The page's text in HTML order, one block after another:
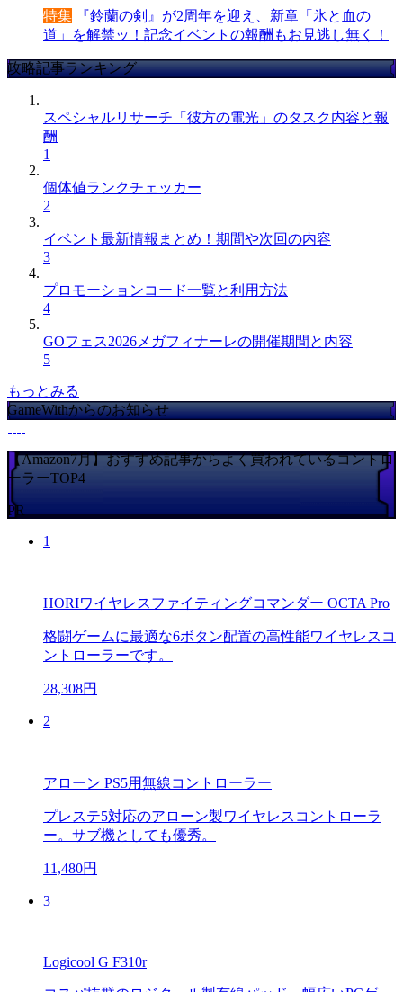
特集 『鈴蘭の剣』が2周年を迎え、新章「氷と血の
道」を解禁ッ！記念イベントの報酬もお見逃し無く！
攻略記事ランキング
スペシャルリサーチ「彼方の電光」のタスク内容と報
酬
1
個体値ランクチェッカー
2
イベント最新情報まとめ！期間や次回の内容
3
プロモーションコード一覧と利用方法
4
GOフェス2026メガフィナーレの開催期間と内容
5
もっとみる
GameWithからのお知らせ
【Amazon7月】おすすめ記事からよく買われているコントロ
ーラーTOP4
PR
1
HORIワイヤレスファイティングコマンダー OCTA Pro
格闘ゲームに最適な6ボタン配置の高性能ワイヤレスコ
ントローラーです。
28,308円
2
アローン PS5用無線コントローラー
プレステ5対応のアローン製ワイヤレスコントローラ
ー。サブ機としても優秀。
11,480円
3
Logicool G F310r